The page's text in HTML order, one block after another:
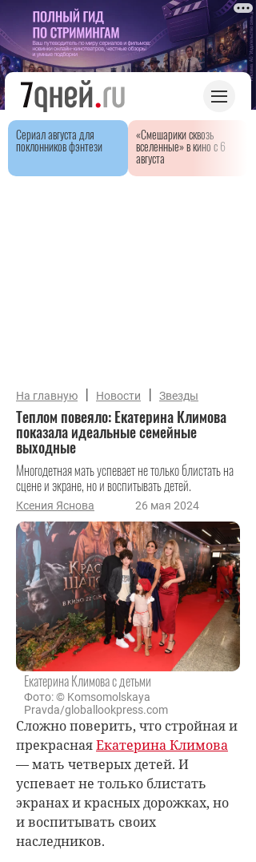
Сериал августа для
поклонников фэнтези
«Смешарики сквозь
вселенные» в кино с 6
августа
На главную | Новости | Звезды
Теплом повеяло: Екатерина Климова
показала идеальные семейные
выходные
Многодетная мать успевает не только блистать на
сцене и экране, но и воспитывать детей.
Ксения Яснова 26 мая 2024
Екатерина Климова с детьми
Фото: © Komsomolskaya
Pravda/globallookpress.com
Сложно поверить, что стройная и
прекраснаяЕкатерина Климова
— мать четверых детей. И
успевает не только блистать
экранах и красных дорожках, но
и воспитывать своих
наследников.